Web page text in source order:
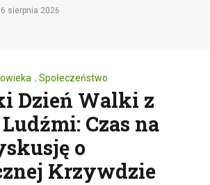
6 sierpnia 2026
, Społeczeństwo
Dzień Walki z
Czas na
o
Krzywdzie